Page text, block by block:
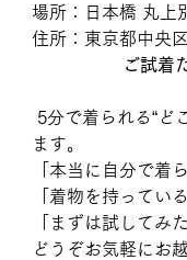
場所：日本橋 丸上
住所：東京都中央
ご試着
5分で着られる“ど
ます。
「本当に自分で着
「着物を持ってい
「まずは試してみ
どうぞお気軽にお